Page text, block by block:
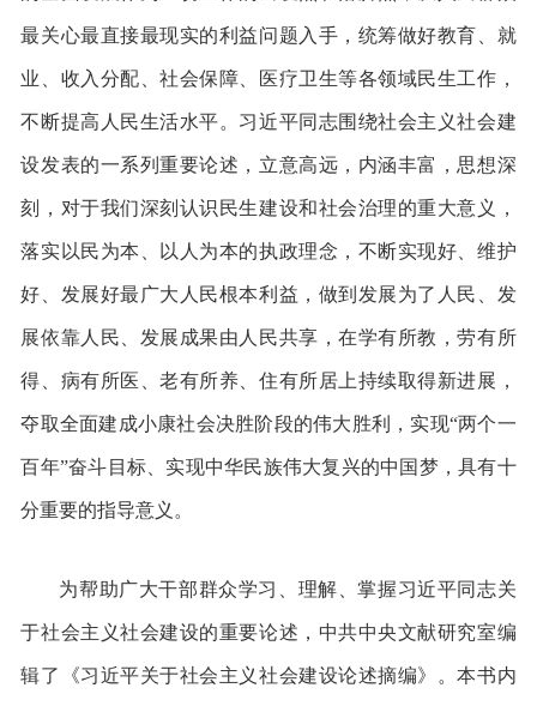
最关心最直接最现实的利益问题入手，统筹做好教育、就
业、收入分配、社会保障、医疗卫生等各领域民生工作，
不断提高人民生活水平。习近平同志围绕社会主义社会建
设发表的一系列重要论述，立意高远，内涵丰富，思想深
刻，对于我们深刻认识民生建设和社会治理的重大意义，
落实以民为本、以人为本的执政理念，不断实现好、维护
好、发展好最广大人民根本利益，做到发展为了人民、发
展依靠人民、发展成果由人民共享，在学有所教，劳有所
得、病有所医、老有所养、住有所居上持续取得新进展，
夺取全面建成小康社会决胜阶段的伟大胜利，实现“两个一
百年”奋斗目标、实现中华民族伟大复兴的中国梦，具有十
分重要的指导意义。
为帮助广大干部群众学习、理解、掌握习近平同志关
于社会主义社会建设的重要论述，中共中央文献研究室编
辑了《习近平关于社会主义社会建设论述摘编》。本书内